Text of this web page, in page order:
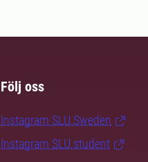
Följ oss
Instagram SLU.Sweden
Instagram SLU.student